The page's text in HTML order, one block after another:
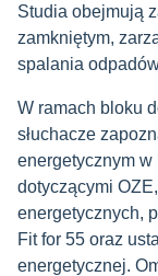
Studia obejmują
zamkniętym,
spalania
W ramach bloku
słuchacze
energetycznym
dotyczącymi
energetycznych,
Fit for 55 oraz
energetycznej.